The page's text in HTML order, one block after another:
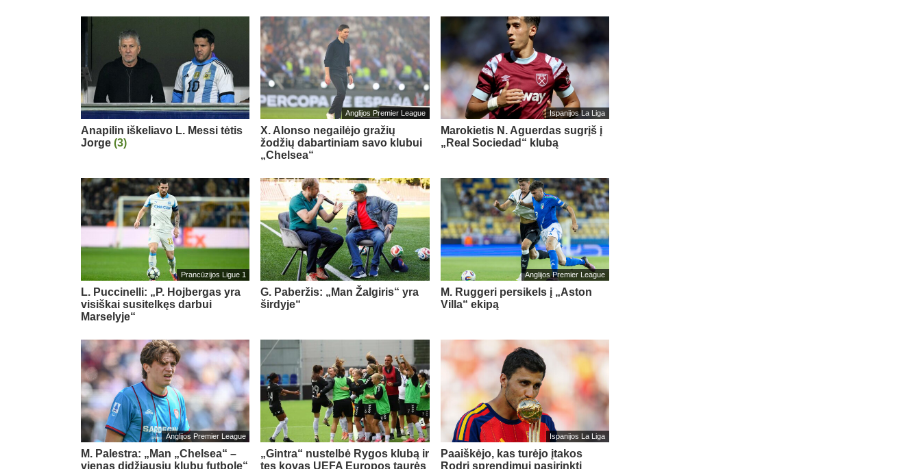
Anapilin iškeliavo L. Messi tėtis
Jorge (3)
Anglijos Premier League
X. Alonso negailėjo gražių
žodžių dabartiniam savo klubui
„Chelsea“
Ispanijos La Liga
Marokietis N. Aguerdas sugrįš į
„Real Sociedad“ klubą
Prancūzijos Ligue 1
L. Puccinelli: „P. Hojbergas yra
visiškai susitelkęs darbui
Marselyje“
G. Paberžis: „Man Žalgiris“ yra
širdyje“
Anglijos Premier League
M. Ruggeri persikels į „Aston
Villa“ ekipą
Anglijos Premier League
M. Palestra: „Man „Chelsea“ –
vienas didžiausių klubų futbole“
„Gintra“ nustelbė Rygos klubą ir
tęs kovas UEFA Europos taurės
Ispanijos La Liga
Paaiškėjo, kas turėjo įtakos
Rodri sprendimui pasirinkti